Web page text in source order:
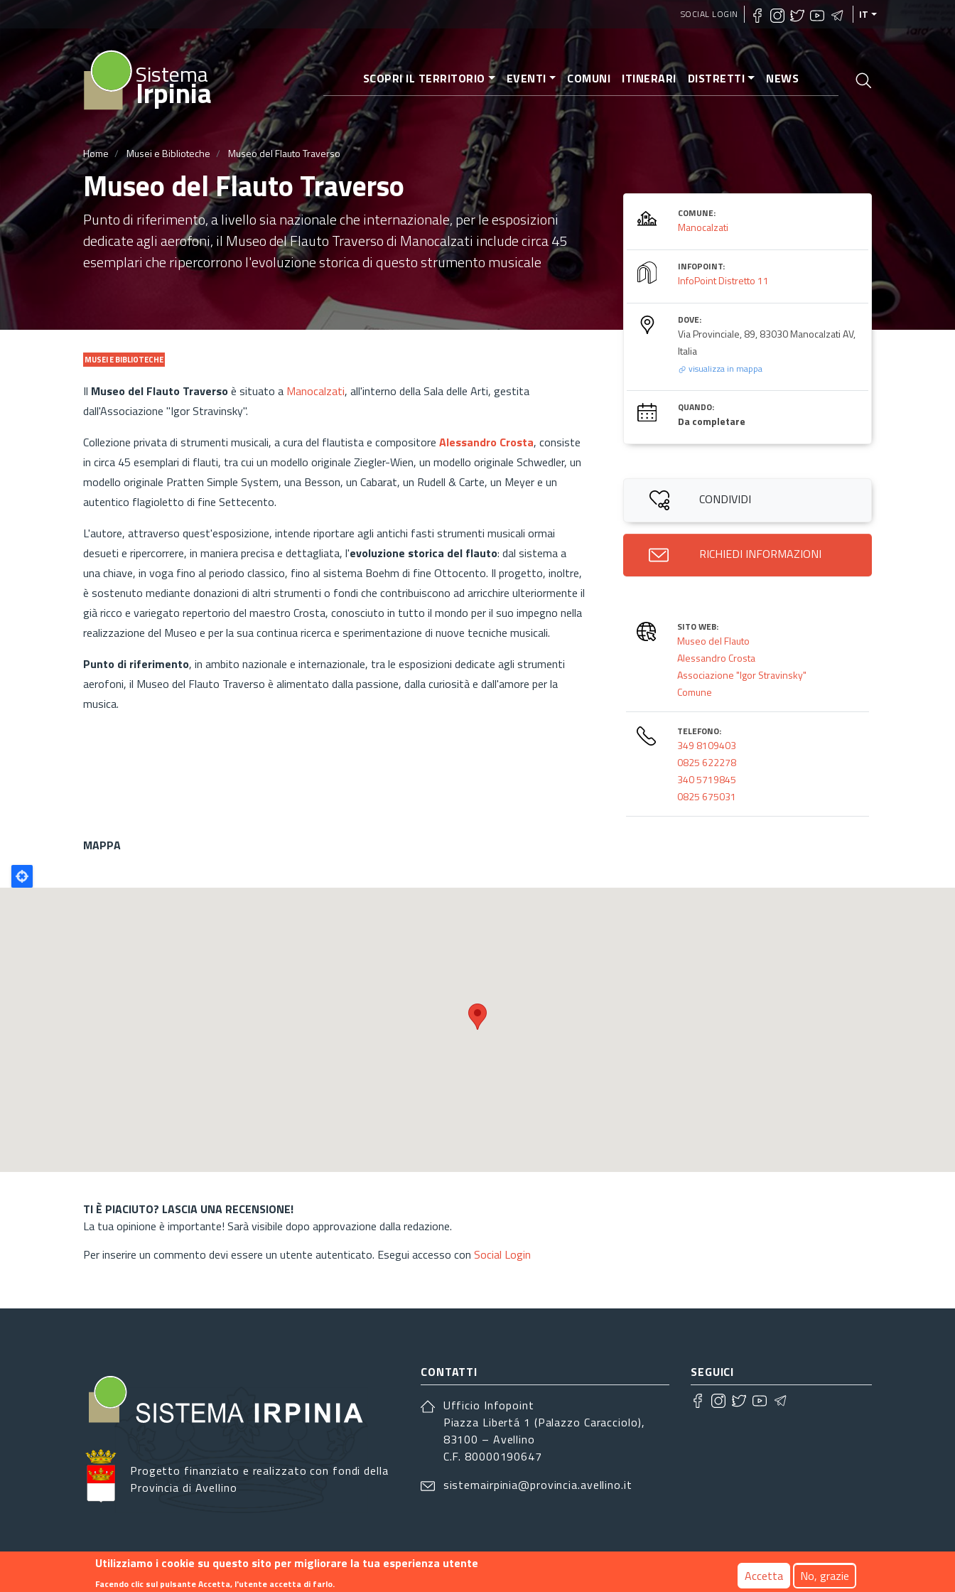
al
contenuto
principale
SOCIAL LOGIN IT
Sistema
Irpinia SCOPRI IL TERRITORIO EVENTI COMUNI ITINERARI DISTRETTI NEWS
Home Musei e Biblioteche Museo del Flauto Traverso
Museo del Flauto Traverso
Punto di riferimento, a livello sia nazionale che internazionale, per le esposizioni
dedicate agli aerofoni, il Museo del Flauto Traverso di Manocalzati include circa 45
esemplari che ripercorrono l'evoluzione storica di questo strumento musicale
MUSEI E BIBLIOTECHE
Il Museo del Flauto Traversoè situato a Manocalzati, all'interno della Sala delle Arti, gestita
dall'Associazione "Igor Stravinsky".
Collezione privata di strumenti musicali, a cura del flautista e compositore Alessandro Crosta, consiste
in circa 45 esemplari di flauti, tra cui un modello originale Ziegler-Wien, un modello originale Schwedler, un
modello originale Pratten Simple System, una Besson, un Cabarat, un Rudell & Carte, un Meyer e un
autentico flagioletto di fine Settecento.
L'autore, attraverso quest'esposizione, intende riportare agli antichi fasti strumenti musicali ormai
desueti e ripercorrere, in maniera precisa e dettagliata, l'evoluzione storica del flauto: dal sistema a
una chiave, in voga fino al periodo classico, fino al sistema Boehm di fine Ottocento. Il progetto, inoltre,
è sostenuto mediante donazioni di altri strumenti o fondi che contribuiscono ad arricchire ulteriormente il
già ricco e variegato repertorio del maestro Crosta, conosciuto in tutto il mondo per il suo impegno nella
realizzazione del Museo e per la sua continua ricerca e sperimentazione di nuove tecniche musicali.
Punto di riferimento, in ambito nazionale e internazionale, tra le esposizioni dedicate agli strumenti
aerofoni, il Museo del Flauto Traverso è alimentato dalla passione, dalla curiosità e dall'amore per la
musica.
COMUNE:
Manocalzati
INFOPOINT:
InfoPoint Distretto 11
DOVE:
Via Provinciale, 89, 83030 Manocalzati AV,
Italia
visualizza in mappa
QUANDO:
Da completare
CONDIVIDI
RICHIEDI INFORMAZIONI
SITO WEB:
Museo del Flauto
Alessandro Crosta
Associazione "Igor Stravinsky"
Comune
TELEFONO:
349 8109403
0825 622278
340 5719845
0825 675031
MAPPA
Poligono
GEO
TI È PIACIUTO? LASCIA UNA RECENSIONE!
La tua opinione è importante! Sarà visibile dopo approvazione dalla redazione.
Per inserire un commento devi essere un utente autenticato. Esegui accesso con Social Login
Progetto finanziato e realizzato con fondi della
Provincia di Avellino
CONTATTI
Ufficio Infopoint
Piazza Libertá 1 (Palazzo Caracciolo),
83100 – Avellino
C.F. 80000190647
sistemairpinia@provincia.avellino.it
SEGUICI
Footer menu
Contatti Info Privacy
Utilizziamo i cookie su questo sito per migliorare la tua esperienza utente
Facendo clic sul pulsante Accetta, l'utente accetta di farlo. Accetta No, grazie